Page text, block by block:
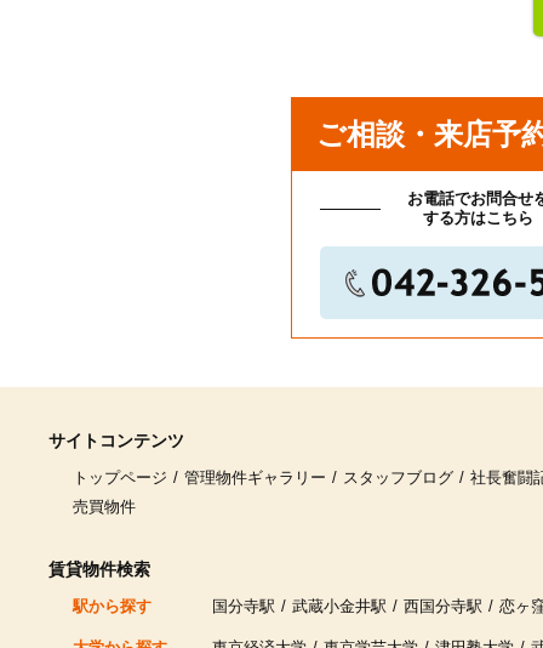
ご相談・来店予
お電話でお問合せ
する方はこちら
サイトコンテンツ
トップページ 管理物件ギャラリー スタッフブログ
社長奮闘
売買物件
賃貸物件検索
駅から探す 国分寺駅 武蔵小金井駅 西国分寺駅 恋ヶ